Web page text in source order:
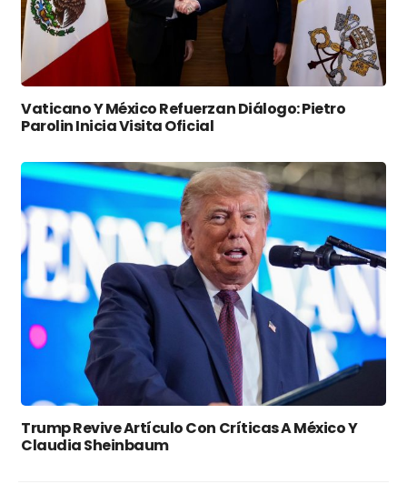
Vaticano Y México Refuerzan Diálogo: Pietro
Parolin Inicia Visita Oficial
Trump Revive Artículo Con Críticas A México Y
Claudia Sheinbaum